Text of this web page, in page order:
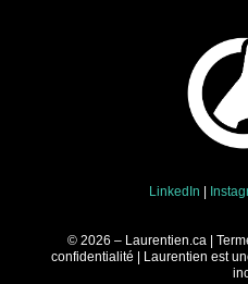
LinkedIn |
© 2026 – Laurentien.ca |
confidentialité | Laurentien est